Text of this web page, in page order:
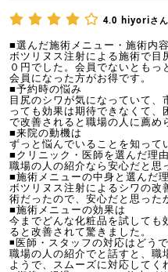
4.0 hiyoriさん
■選んだ施術メニュー・施術内
ボツリヌス注射による施術で目
０円でした。会員でないともっ
会員になった方がお得です。
■予約時の悩み
目尻のシワが気になっていて
っても効果は期待できなくて
で改善されると職場の人に薦め
■来院の動機は
ずっと悩んでいることを知って
■クリニック・医師を選んだ理由
職場の人の紹介なら安心だと思
■施術メニューの中身と選んだ
ボツリヌス注射によるシワの
術だったので、安心だと思った
■施術メニューの効果は
今までどんな化粧品を試して
ると改善されて驚きました。
◾医師・スタッフの対応はどう
職場の人の紹介でと話すと、職
ようで、スムーズに対応してく